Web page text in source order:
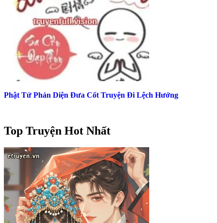
Phật Tử Phản Diện Đưa Cốt Truyện Đi Lệch Hướng
Top Truyện Hot Nhất